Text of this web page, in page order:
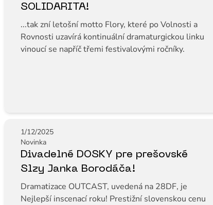
SOLIDARITA!
...tak zní letošní motto Flory, které po Volnosti a
Rovnosti uzavírá kontinuální dramaturgickou linku
vinoucí se napříč třemi festivalovými ročníky.
1/12/2025
Novinka
Divadelné DOSKY pre prešovské
Slzy Janka Borodáča!
Dramatizace OUTCAST, uvedená na 28DF, je
Nejlepší inscenací roku! Prestižní slovenskou cenu